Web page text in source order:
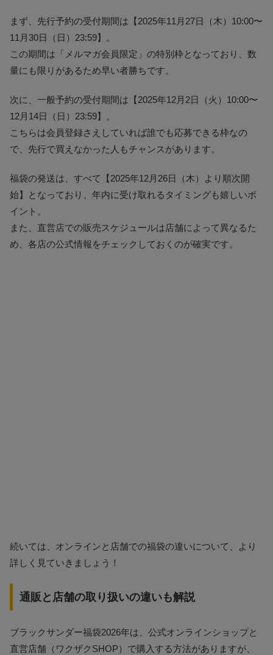
まず、先行予約の受付期間は【2025年11月27日（木）10:00〜
11月30日（日）23:59】。
この期間は「メルマガ会員限定」の特別枠となっており、数
量にも限りがあるため早い者勝ちです。
次に、一般予約の受付期間は【2025年12月2日（火）10:00〜
12月14日（日）23:59】。
こちらは会員登録さえしていれば誰でも応募できる枠なの
で、先行で買えなかった人もチャンスがあります。
福袋の発送は、すべて【2025年12月26日（木）より順次開
始】となっており、年内に受け取れるタイミングも嬉しいポ
イント。
また、直営店での販売スケジュールは店舗によって異なるた
め、各店の公式情報をチェックしておくのが確実です。
続いては、オンラインと店舗での福袋の違いについて、より
詳しく見ていきましょう！
通販と店舗の取り扱いの違いも解説
ブラックサンダー福袋2026年は、公式オンラインショップと
直営店舗（ワクザクSHOP）で購入する方法がありますが、